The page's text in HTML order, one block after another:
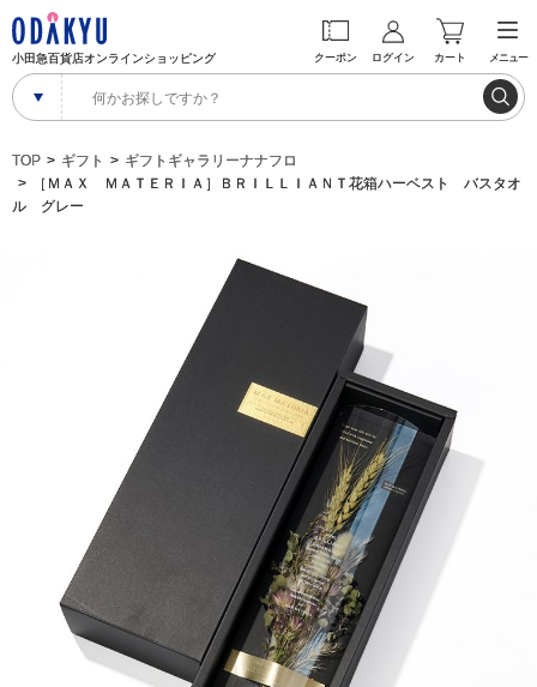
小田急百貨店オンラインショッピング クーポン ログイン カート メニュー
TOP ギフト
ギフトギャラリーナナフロ
［ＭＡＸ ＭＡＴＥＲＩＡ］ＢＲＩＬＬＩＡＮＴ花箱ハーベスト バスタオ
ル グレー